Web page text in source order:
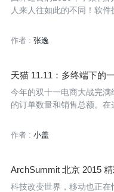
人来人往如此的不同！软件
我们抓住架构发展的脉络。
作者 : 张逸
天猫 11.11：多终端下的
今年的双十一电商大战完
的订单数量和销售总额。在
量背后需要有相应的强大技
交互，它的稳定性、流畅
作者 : 小盖
ArchSummit 北京 2015
科技改变世界，移动也正